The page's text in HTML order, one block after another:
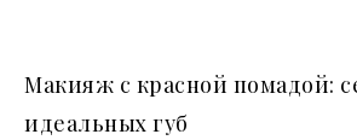
Макияж с красной помадой:
идеальных губ